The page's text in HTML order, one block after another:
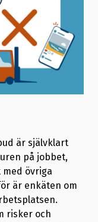
är självklart
på jobbet,
övriga
är enkäten om
risker och